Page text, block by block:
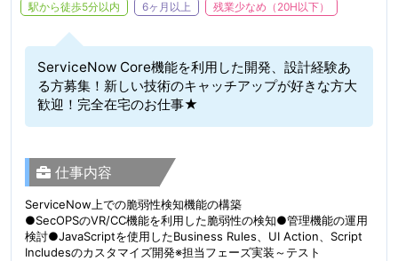
駅から徒歩5分以内
6ヶ月以上 残業少なめ（20H以下）
ServiceNow Core機能を利用した開発、設計経験あ
る方募集！新しい技術のキャッチアップが好きな方大
歓迎！完全在宅のお仕事★
仕事内容
ServiceNow上での脆弱性検知機能の構築
●SecOPSのVR/CC機能を利用した脆弱性の検知●管理機能の運用
検討●JavaScriptを使用したBusiness Rules、UI Action、Script
Includesのカスタマイズ開発※担当フェーズ実装～テスト